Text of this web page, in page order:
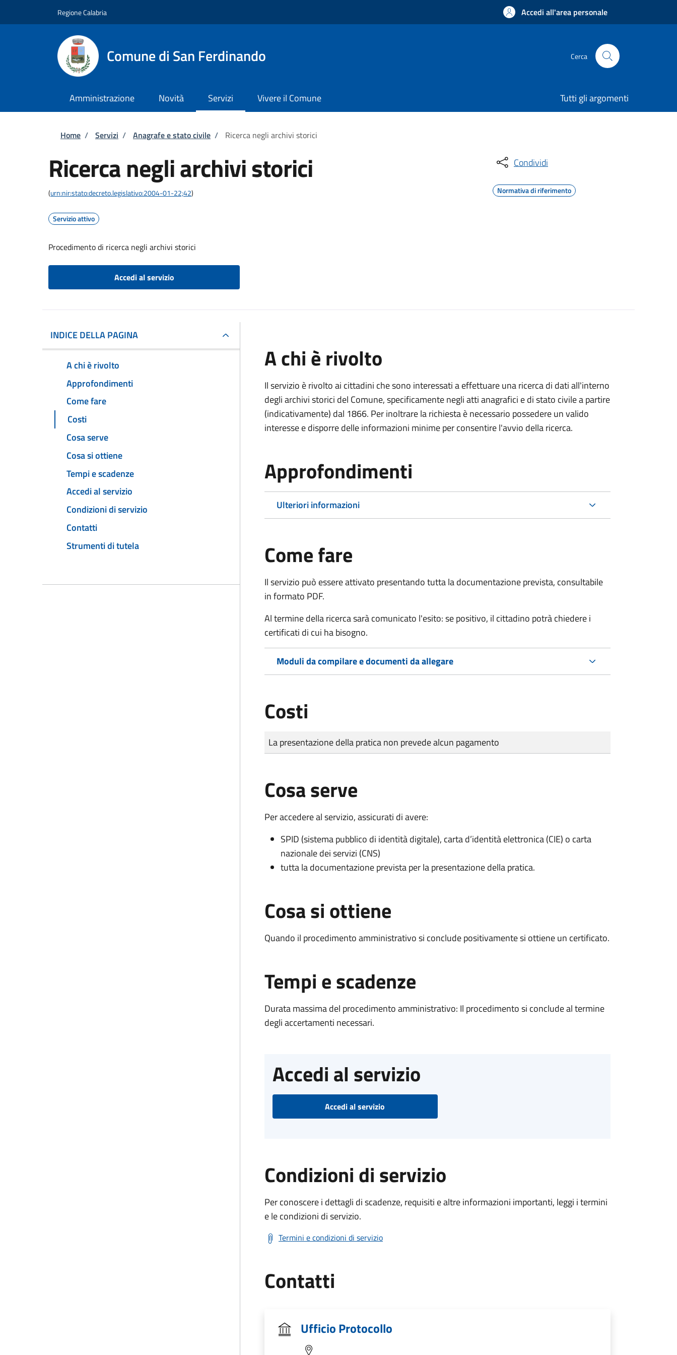
Regione Calabria Accedi all'area personale
Comune di San Ferdinando Cerca
Amministrazione Novità Servizi Vivere il Comune Tutti gli argomenti
Briciole di pane
Home / Servizi / Anagrafe e stato civile / Ricerca negli archivi storici
Ricerca negli archivi storici
(urn:nir:stato:decreto.legislativo:2004-01-22;42)
Servizio attivo
Procedimento di ricerca negli archivi storici
Accedi al servizio
Condividi
Normativa di riferimento
INDICE DELLA PAGINA
A chi è rivolto
Approfondimenti
Come fare
Costi
Cosa serve
Cosa si ottiene
Tempi e scadenze
Accedi al servizio
Condizioni di servizio
Contatti
Strumenti di tutela
A chi è rivolto
Il servizio è rivolto ai cittadini che sono interessati a effettuare una ricerca di dati all'interno
degli archivi storici del Comune, specificamente negli atti anagrafici e di stato civile a partire
(indicativamente) dal 1866. Per inoltrare la richiesta è necessario possedere un valido
interesse e disporre delle informazioni minime per consentire l'avvio della ricerca.
Approfondimenti
Ulteriori informazioni
Come fare
Il servizio può essere attivato presentando tutta la documentazione prevista, consultabile
in formato PDF.
Al termine della ricerca sarà comunicato l'esito: se positivo, il cittadino potrà chiedere i
certificati di cui ha bisogno.
Moduli da compilare e documenti da allegare
Costi
Tipo di pagamento
Importo
La presentazione della pratica non prevede alcun pagamento
Cosa serve
Per accedere al servizio, assicurati di avere:
SPID (sistema pubblico di identità digitale), carta d’identità elettronica (CIE) o carta
nazionale dei servizi (CNS)
tutta la documentazione prevista per la presentazione della pratica.
Cosa si ottiene
Quando il procedimento amministrativo si conclude positivamente si ottiene un certificato.
Tempi e scadenze
Durata massima del procedimento amministrativo: Il procedimento si conclude al termine
degli accertamenti necessari.
Accedi al servizio
Accedi al servizio
Condizioni di servizio
Per conoscere i dettagli di scadenze, requisiti e altre informazioni importanti, leggi i termini
e le condizioni di servizio.
Termini e condizioni di servizio
Contatti
Ufficio Protocollo